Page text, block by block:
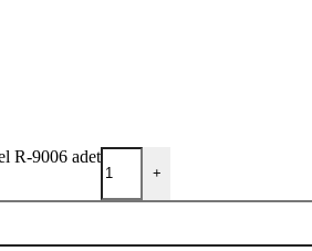
R-9006 adet
+